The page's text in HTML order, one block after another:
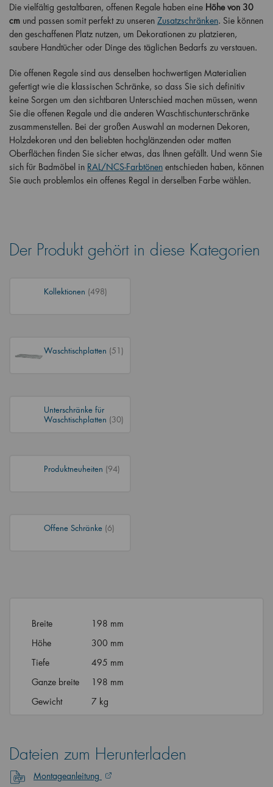
Die vielfältig gestaltbaren, offenen Regale haben eine Höhe von 30
cm und passen somit perfekt zu unseren Zusatzschränken. Sie können
den geschaffenen Platz nutzen, um Dekorationen zu platzieren,
saubere Handtücher oder Dinge des täglichen Bedarfs zu verstauen.
Die offenen Regale sind aus denselben hochwertigen Materialien
gefertigt wie die klassischen Schränke, so dass Sie sich definitiv
keine Sorgen um den sichtbaren Unterschied machen müssen, wenn
Sie die offenen Regale und die anderen Waschtischunterschränke
zusammenstellen. Bei der großen Auswahl an modernen Dekoren,
Holzdekoren und den beliebten hochglänzenden oder matten
Oberflächen finden Sie sicher etwas, das Ihnen gefällt. Und wenn Sie
sich für Badmöbel in RAL/NCS-Farbtönen entschieden haben, können
Sie auch problemlos ein offenes Regal in derselben Farbe wählen.
Der Produkt gehört in diese Kategorien
Kollektionen (498)
Waschtischplatten (51)
Unterschränke für
Waschtischplatten (30)
Produktneuheiten (94)
Offene Schränke (6)
Breite
198 mm
Höhe
300 mm
Tiefe
495 mm
Ganze breite
198 mm
Gewicht
7 kg
Dateien zum Herunterladen
Montageanleitung